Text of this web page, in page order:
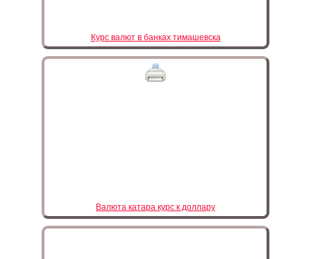
Курс валют в банках тимашевска
Валюта катара курс к доллару